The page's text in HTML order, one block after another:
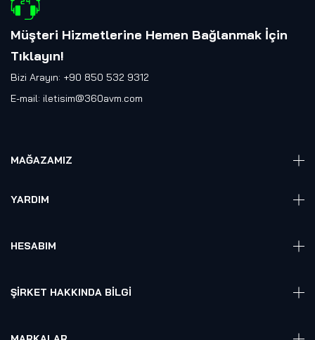
Müşteri Hizmetlerine Hemen Bağlanmak İçin
Tıklayın!
Bizi Arayın: +90 850 532 9312
E-mail: iletisim@360avm.com
MAĞAZAMIZ
VR Ready PC
Elektronik
YARDIM
HESABIM
Sepet
ŞIRKET HAKKINDA BILGI
Referanslarımız